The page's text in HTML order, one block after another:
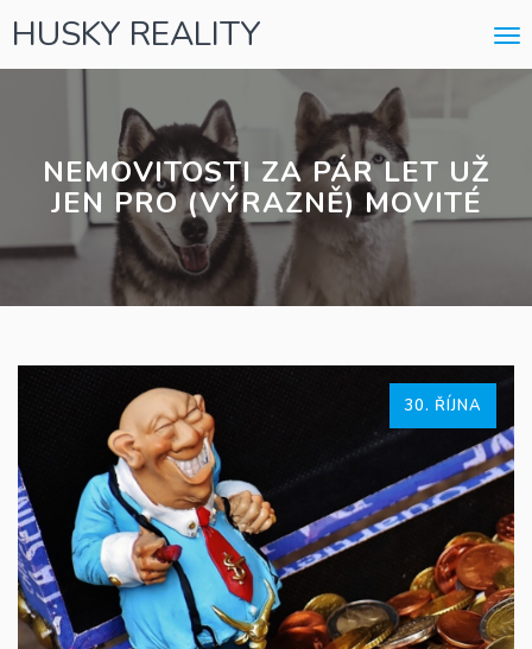
HUSKY REALITY
NEMOVITOSTI ZA PÁR LET UŽ
JEN PRO (VÝRAZNĚ) MOVITÉ
30. ŘÍJNA